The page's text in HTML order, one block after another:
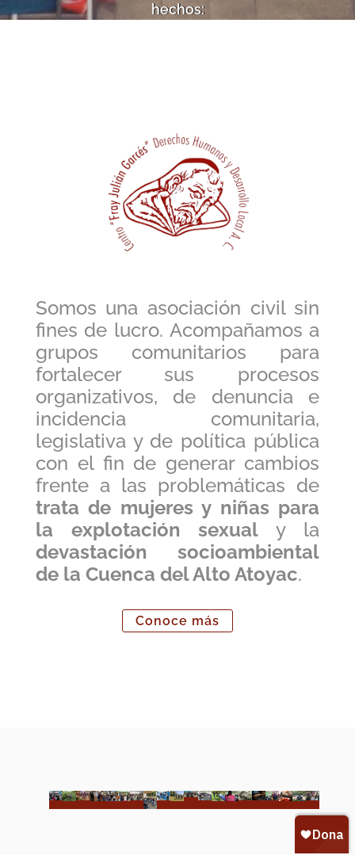
hechos:
Somos una asociación civil sin
fines de lucro. Acompañamos a
grupos comunitarios para
fortalecer sus procesos
organizativos, de denuncia e
incidencia comunitaria,
legislativa y de política pública
con el fin de generar cambios
frente a las problemáticas de
trata de mujeres y niñas para
la explotación sexual y la
devastación socioambiental
de la Cuenca del Alto Atoyac.
Conoce más